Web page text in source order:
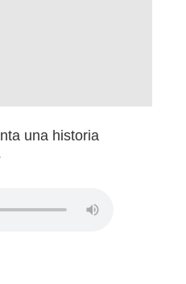
una historia